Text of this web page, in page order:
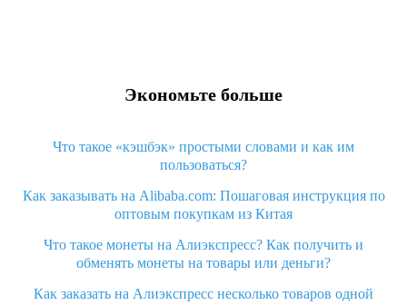
Экономьте больше
Что такое «кэшбэк» простыми словами и как им
пользоваться?
Как заказывать на Alibaba.com: Пошаговая инструкция по
оптовым покупкам из Китая
Что такое монеты на Алиэкспресс? Как получить и
обменять монеты на товары или деньги?
Как заказать на Алиэкспресс несколько товаров одной